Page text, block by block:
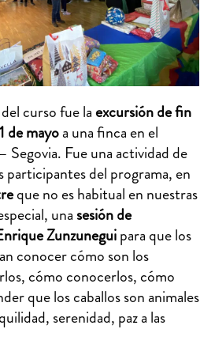
curso fue laexcursión de fin
de mayoa una finca en el
Segovia. Fue una actividad de
participantes del programa, en
que no es habitual en nuestras
una sesión de
Zunzuneguipara que los
conocer cómo son los
cómo conocerlos, cómo
que los caballos son animales
serenidad, paz a las